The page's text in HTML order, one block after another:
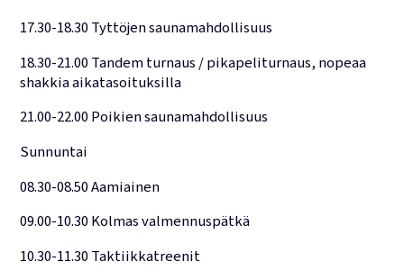
17.30-18.30 Tyttöjen saunamahdollisuus
18.30-21.00 Tandem turnaus / pikapeliturnaus, nopeaa
shakkia aikatasoituksilla
21.00-22.00 Poikien saunamahdollisuus
Sunnuntai
08.30-08.50 Aamiainen
09.00-10.30 Kolmas valmennuspätkä
10.30-11.30 Taktiikkatreenit